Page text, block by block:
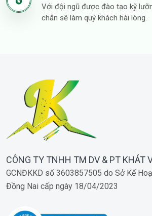
Với đội ngũ được đào tạo kỹ
chắn sẽ làm quý khách hài lòng.
CÔNG TY TNHH TM DV & PT KHÁT
GCNĐKKD số 3603857505 do Sở Kế
Đồng Nai cấp ngày 18/04/2023